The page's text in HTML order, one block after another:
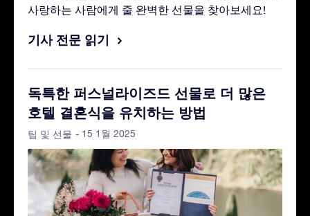
사랑하는 사람에게 줄 완벽한 선물을 찾아보세요!
기사 전문 읽기
독특한 퍼스널라이즈드 선물로 더 많은
호텔 결혼식을 유치하는 방법
팁 및 선물 - 15 1월 2025